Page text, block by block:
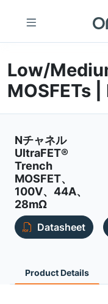
Low/
MOSFETs
Nチャネル
UltraFET®
Trench
MOSFET、
100V、44A、
28mΩ
Datasheet
Product Details